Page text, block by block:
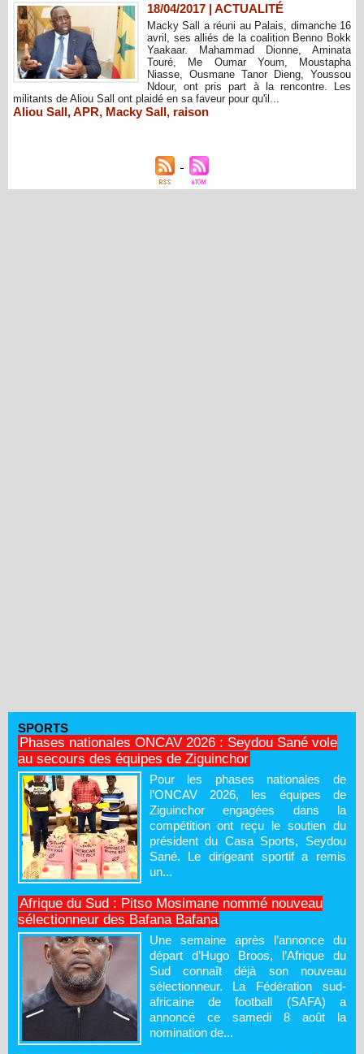
18/04/2017 | ACTUALITÉ
Macky Sall a réuni au Palais, dimanche 16
avril, ses alliés de la coalition Benno Bokk
Yaakaar. Mahammad Dionne, Aminata
Touré, Me Oumar Youm, Moustapha
Niasse, Ousmane Tanor Dieng, Youssou
Ndour, ont pris part à la rencontre. Les
militants de Aliou Sall ont plaidé en sa faveur pour qu'il...
Aliou Sall,APR, Macky Sall, raison
SPORTS
Phases nationales ONCAV 2026 : Seydou Sané vole
au secours des équipes de Ziguinchor
Pour les phases nationales de
l’ONCAV 2026, les équipes de
Ziguinchor engagées dans la
compétition ont reçu le soutien du
président du Casa Sports, Seydou
Sané. Le dirigeant sportif a remis
un...
Afrique du Sud : Pitso Mosimane nommé nouveau
sélectionneur des Bafana Bafana
Une semaine après l’annonce du
départ d’Hugo Broos, l’Afrique du
Sud connaît déjà son nouveau
sélectionneur. La Fédération sud-
africaine de football (SAFA) a
annoncé ce samedi 8 août la
nomination de...